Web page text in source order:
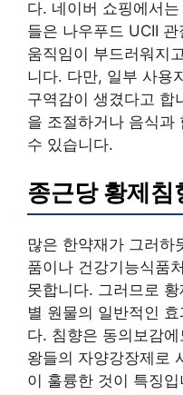
다. 네이버 쇼핑에서
들은 나우푸드 UCII
움직임이 부드러워지
니다. 다만, 일부 사용
구역감이 생겼다고 합
을 조절하거나 음식과
수 있습니다.
종근당 황제침
많은 한약재가 그러하
품이나 건강기능식품
못합니다. 그러므로
별 원물의 일반적인
다. 침향은 동의보감
왕들의 자양강장제로
이 훌륭한 것이 특징